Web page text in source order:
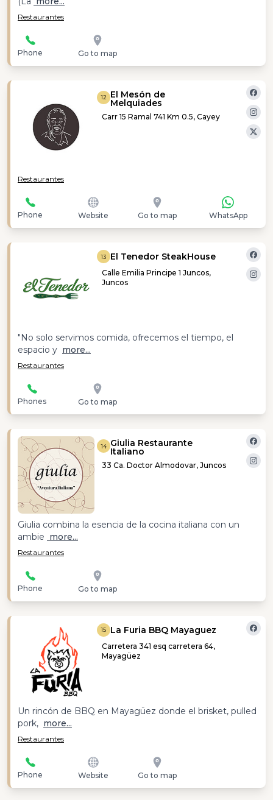
Restaurantes
Phone Go to map
12 El Mesón de
Melquiades
Carr 15 Ramal 741 Km 0.5, Cayey
Restaurantes
Phone Website Go to map WhatsApp
13 El Tenedor SteakHouse
Calle Emilia Principe 1 Juncos,
Juncos
"No solo servimos comida, ofrecemos el tiempo, el
espacio y more...
Restaurantes
Phones Go to map
14 Giulia Restaurante
Italiano
33 Ca. Doctor Almodovar, Juncos
Giulia combina la esencia de la cocina italiana con un
ambie more...
Restaurantes
Phone Go to map
15 La Furia BBQ Mayaguez
Carretera 341 esq carretera 64,
Mayagüez
Un rincón de BBQ en Mayagüez donde el brisket, pulled
pork, more...
Restaurantes
Phone Website Go to map